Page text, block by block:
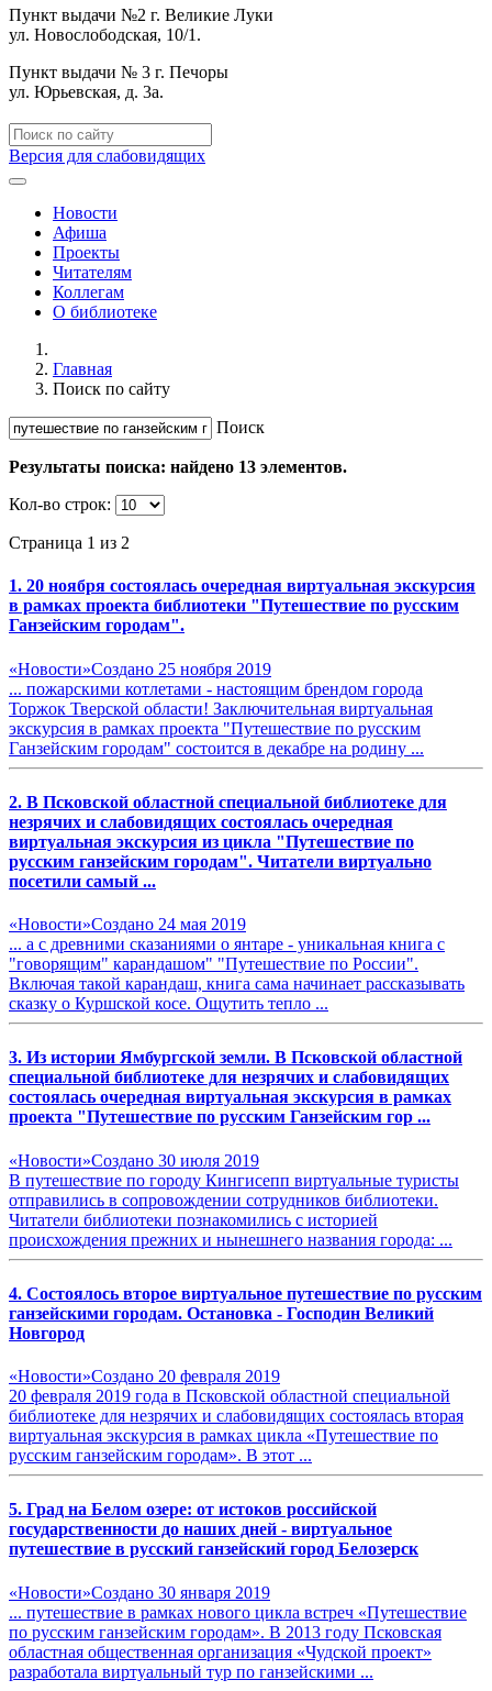
Пункт выдачи №2 г. Великие Луки
ул. Новослободская, 10/1.
Пункт выдачи № 3 г. Печоры
ул. Юрьевская, д. 3а.
Версия для слабовидящих
Новости
Афиша
Проекты
Читателям
Коллегам
О библиотеке
Главная
Поиск по сайту
Поиск
Результаты поиска: найдено 13 элементов.
Кол-во строк:
Страница 1 из 2
1. 20 ноября состоялась очередная виртуальная экскурсия
в рамках проекта библиотеки "Путешествие по русским
Ганзейским городам".
«Новости»Создано 25 ноября 2019
... пожарскими котлетами - настоящим брендом города
Торжок Тверской области! Заключительная виртуальная
экскурсия в рамках проекта "Путешествие по русским
Ганзейским городам" состоится в декабре на родину ...
2. В Псковской областной специальной библиотеке для
незрячих и слабовидящих состоялась очередная
виртуальная экскурсия из цикла "Путешествие по
русским ганзейским городам". Читатели виртуально
посетили самый ...
«Новости»Создано 24 мая 2019
... а с древними сказаниями о янтаре - уникальная книга с
"говорящим" карандашом" "Путешествие по России".
Включая такой карандаш, книга сама начинает рассказывать
сказку о Куршской косе. Ощутить тепло ...
3. Из истории Ямбургской земли. В Псковской областной
специальной библиотеке для незрячих и слабовидящих
состоялась очередная виртуальная экскурсия в рамках
проекта "Путешествие по русским Ганзейским гор ...
«Новости»Создано 30 июля 2019
В путешествие по городу Кингисепп виртуальные туристы
отправились в сопровождении сотрудников библиотеки.
Читатели библиотеки познакомились с историей
происхождения прежних и нынешнего названия города: ...
4. Состоялось второе виртуальное путешествие по русским
ганзейскими городам. Остановка - Господин Великий
Новгород
«Новости»Создано 20 февраля 2019
20 февраля 2019 года в Псковской областной специальной
библиотеке для незрячих и слабовидящих состоялась вторая
виртуальная экскурсия в рамках цикла «Путешествие по
русским ганзейским городам». В этот ...
5. Град на Белом озере: от истоков российской
государственности до наших дней - виртуальное
путешествие в русский ганзейский город Белозерск
«Новости»Создано 30 января 2019
... путешествие в рамках нового цикла встреч «Путешествие
по русским ганзейским городам». В 2013 году Псковская
областная общественная организация «Чудской проект»
разработала виртуальный тур по ганзейскими ...